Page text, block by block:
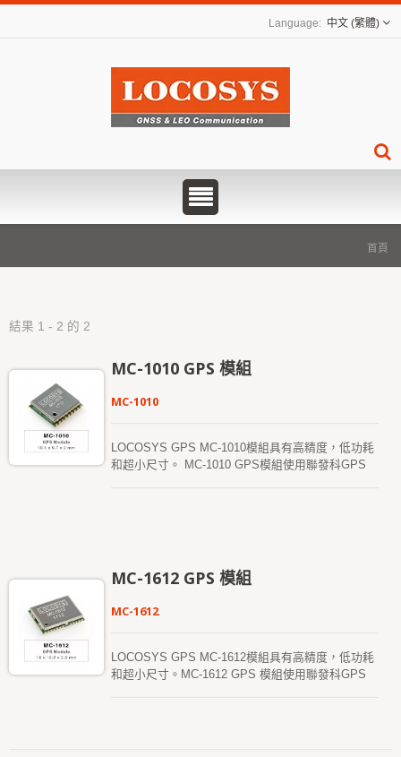
中文 (繁體)
首頁
結果 1 - 2 的 2
MC-1010 GPS 模組
MC-1010
LOCOSYS GPS MC-1010模組具有高精度，低功耗
和超小尺寸。 MC-1010 GPS模組使用聯發科GPS
自動更新衛星可用。 另一個是服務器生成的星曆預
測（稱為EPO）互聯網服務器 最多14天有效。 這兩
15秒。
MC-1612 GPS 模組
MC-1612
LOCOSYS GPS MC-1612模組具有高精度，低功耗
和超小尺寸。MC-1612 GPS 模組使用聯發科GPS